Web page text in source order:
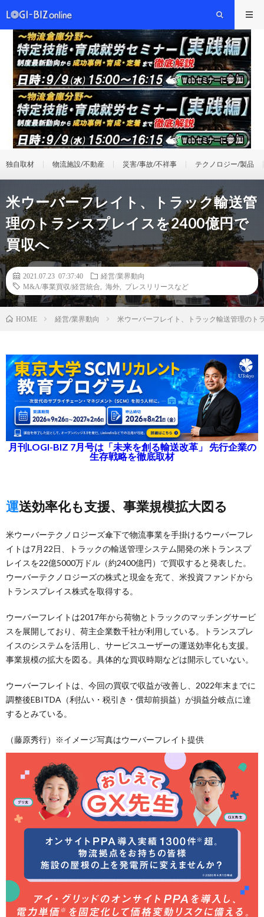
独自取材 物流施設/不動産 災害/事故/不祥事 テクノロジー/製品
米ウーバーフレイト、トラック輸送管
理のトランスプレイスを2400億円で
買収へ
2021.07.23 07:37:40
経営/業界動向
M&A/事業買収/経営統合
海外 プレスリリースなど
HOME 経営/業界動向 米ウーバーフレイト、トラック輸送管理のト
月刊LOGI-BIZ 7月号は「未来を創る輸送改革」 先行企業の
生存戦略を徹底取材
運送効率化も支援、事業規模拡大図る
米ウーバーテクノロジーズ傘下で物流事業を手掛けるウーバーフレ
イトは7月22日、トラックの輸送管理システム開発の米トランスプ
レイスを22億5000万ドル（約2400億円）で買収すると発表した。
ウーバーテクノロジーズの株式と現金を充て、米投資ファンドから
トランスプレイス株式を取得する。
ウーバーフレイトは2017年から荷物とトラックのマッチングサービ
スを展開しており、荷主企業数千社が利用している。トランスプレ
イスのシステムを活用し、サービスユーザーの運送効率化も支援。
事業規模の拡大を図る。具体的な買収時期などは開示していない。
ウーバーフレイトは、今回の買収で収益が改善し、2022年末までに
調整後EBITDA（利払い・税引き・償却前損益）が損益分岐点に達
するとみている。
（藤原秀行）※イメージ写真はウーバーフレイト提供